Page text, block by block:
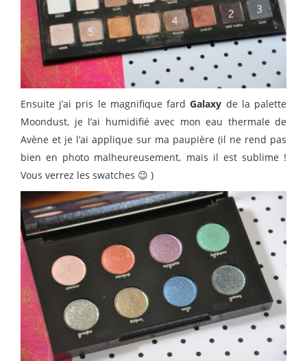
Ensuite j’ai pris le magnifique fardGalaxy de la palette
Moondust, je l’ai humidifié avec mon eau thermale de
Avène et je l’ai applique sur ma paupière (il ne rend pas
bien en photo malheureusement, mais il est sublime !
Vous verrez les swatches 😉 )